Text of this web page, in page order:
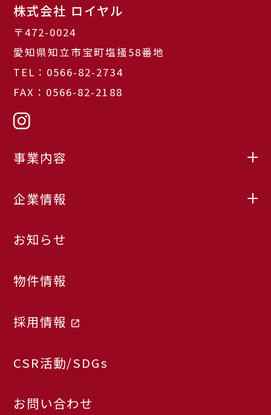
株式会社 ロイヤル
〒472-0024
愛知県知立市宝町塩掻58番地
TEL：0566-82-2734
FAX：0566-82-2188
事業内容
企業情報
お知らせ
物件情報
採用情報
CSR活動/SDGs
お問い合わせ